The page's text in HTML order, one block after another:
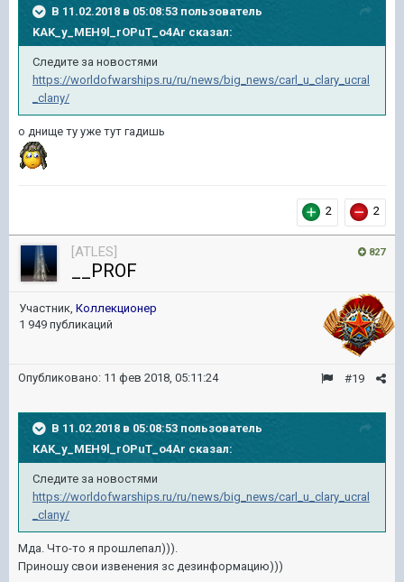
В 11.02.2018 в 05:08:53 пользователь
KAK_y_MEH9l_rOPuT_o4Ar сказал:
Следите за новостями
https://worldofwarships.ru/ru/news/big_news/carl_u_clary_ucral
_clany/
о днище ту уже тут гадишь
2 2
827
[ATLES]
__PROF
Участник, Коллекционер
1 949 публикаций
#19
Опубликовано: 11 фев 2018, 05:11:24
В 11.02.2018 в 05:08:53 пользователь
KAK_y_MEH9l_rOPuT_o4Ar сказал:
Следите за новостями
https://worldofwarships.ru/ru/news/big_news/carl_u_clary_ucral
_clany/
Мда. Что-то я прошлепал))).
Приношу свои извенения зс дезинформацию)))